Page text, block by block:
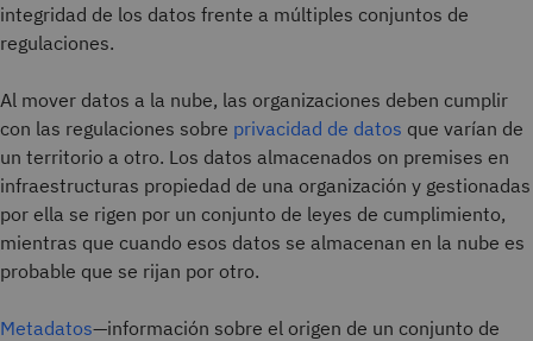
integridad de los datos frente a múltiples conjuntos de
regulaciones.
Al mover datos a la nube, las organizaciones deben cumplir
con las regulaciones sobre privacidad de datos que varían de
un territorio a otro. Los datos almacenados on premises en
infraestructuras propiedad de una organización y gestionadas
por ella se rigen por un conjunto de leyes de cumplimiento,
mientras que cuando esos datos se almacenan en la nube es
probable que se rijan por otro.
Metadatos—información sobre el origen de un conjunto de